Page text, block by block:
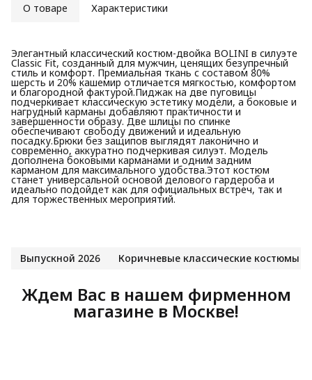
О товаре Характеристики
Элегантный классический костюм-двойка BOLINI в силуэте
Classic Fit, созданный для мужчин, ценящих безупречный
стиль и комфорт. Премиальная ткань с составом 80%
шерсть и 20% кашемир отличается мягкостью, комфортом
и благородной фактурой.Пиджак на две пуговицы
подчеркивает классическую эстетику модели, а боковые и
нагрудный карманы добавляют практичности и
завершенности образу. Две шлицы по спинке
обеспечивают свободу движений и идеальную
посадку.Брюки без защипов выглядят лаконично и
современно, аккуратно подчеркивая силуэт. Модель
дополнена боковыми карманами и одним задним
карманом для максимального удобства.Этот костюм
станет универсальной основой делового гардероба и
идеально подойдет как для официальных встреч, так и
для торжественных мероприятий.
Выпускной 2026 Коричневые классические костюмы
Ждем Вас в нашем фирменном
магазине в Москве!